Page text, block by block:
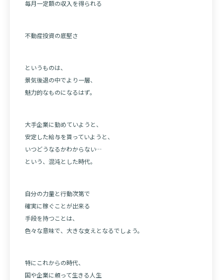
毎月一定額の収入を得られる
不動産投資の底堅さ
というものは、
景気後退の中でより一層、
魅力的なものになるはず。
大手企業に勤めていようと、
安定した給与を貰っていようと、
いつどうなるかわからない…
という、混沌とした時代。
自分の力量と行動次第で
確実に稼ぐことが出来る
手段を持つことは、
色々な意味で、大きな支えとなるでしょう。
特にこれからの時代、
国や企業に頼って生きる人生